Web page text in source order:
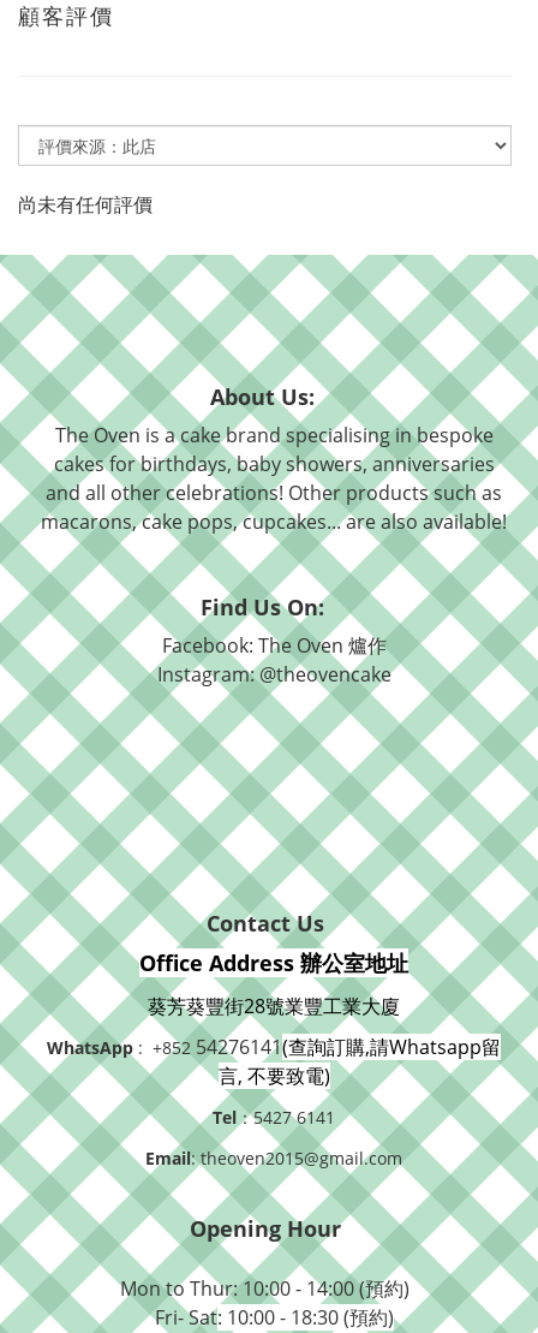
顧客評價
尚未有任何評價
About Us:
The Oven is a cake brand specialising in bespoke
cakes for birthdays, baby showers, anniversaries
and all other celebrations! Other products such as
macarons, cake pops, cupcakes... are also available!
Find Us On:
Facebook: The Oven 爐作
Instagram: @theovencake
Contact Us
Office Address 辦公室地址
葵芳葵豐街28號業豐工業大廈
WhatsApp : +852 54276141(查詢訂購,請Whatsapp留
言, 不要致電)
Tel ：5427 6141
Email: theoven2015@gmail.com
Opening Hour
Mon to Thur: 10:00 - 14:00 (預約)
Fri- Sat: 10:00 - 18:30 (預約)